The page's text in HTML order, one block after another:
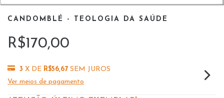
CANDOMBLÉ - TEOLOGIA DA SAÚDE
R$170,00
3 X DE R$56,67 SEM JUROS
Ver meios de pagamento